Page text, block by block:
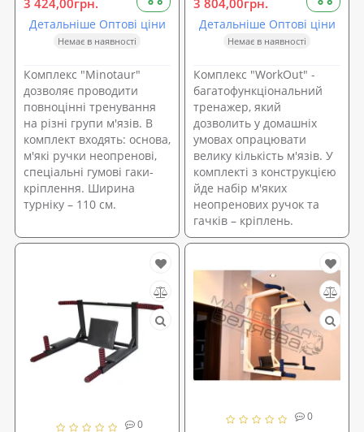
Детальніше Оптові ціни
Немає в наявності
Комплекс "Minotaur"
дозволяє проводити
повноцінні тренування
на різні групи м'язів. В
комплект входять: основа,
м'які ручки неопренові,
спеціальні гумові гаки-
кріплення. Ширина
турніку – 110 см.
Детальніше Оптові ціни
Немає в наявності
Комплекс "WorkOut" -
багатофункціональний
тренажер, який
дозволить у домашніх
умовах опрацювати
велику кількість м'язів. У
комплекті з конструкцією
йде набір м'яких
неопренових ручок та
гачків – кріплень.
0
0